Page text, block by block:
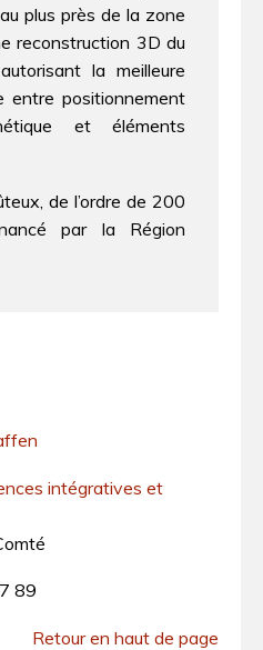
plus près de la zone
reconstruction 3D du
la meilleure
entre positionnement
et éléments
de l’ordre de 200
par la Région
intégratives et
89
Retour en haut de page